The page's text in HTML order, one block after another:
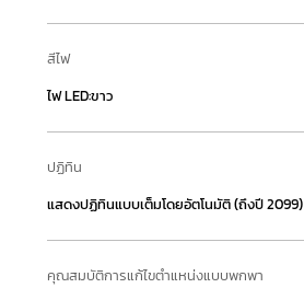
สีไฟ
ไฟ LED:ขาว
ปฏิทิน
แสดงปฏิทินแบบเต็มโดยอัตโนมัติ (ถึงปี 2099)
คุณสมบัติการแก้ไขตำแหน่งแบบพกพา